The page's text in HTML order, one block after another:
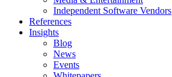
Independent Software Vendors
References
Insights
Blog
News
Events